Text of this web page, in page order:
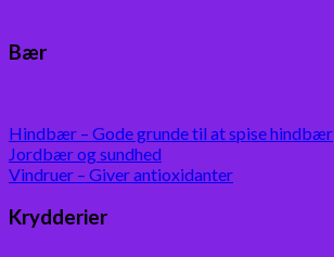
Bær
Hindbær – Gode grunde til at spise hindbær
Jordbær og sundhed
Vindruer – Giver antioxidanter
Krydderier